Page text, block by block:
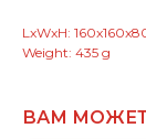
LxWxH:
Weight: 435 g
ВАМ